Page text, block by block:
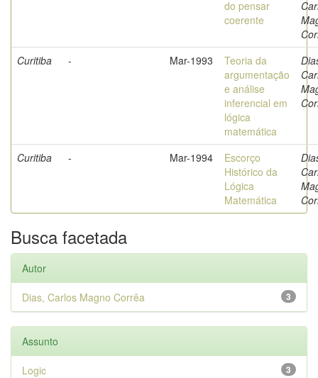
do pensar
coerente
Curitiba
- Mar-1993
Teoria da
argumentação
e análise
inferencial em
lógica
matemática
Curitiba - Mar-1994
Escorço
Histórico da
Lógica
Matemática
Busca facetada
Autor
3
Dias, Carlos Magno Corrêa
Assunto
3
Logic